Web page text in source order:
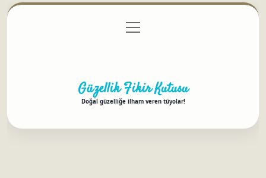
Gizlilik Politikası
menüyü
aç
Güzellik Fikir Kutusu
Doğal güzelliğe ilham veren tüyolar!